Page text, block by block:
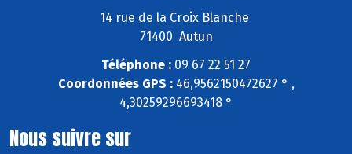
14 rue de la Croix Blanche
71400 Autun
Téléphone : 09 67 22 51 27
Coordonnées GPS :46,9562150472627 ° ,
4,30259296693418 °
Nous suivre sur